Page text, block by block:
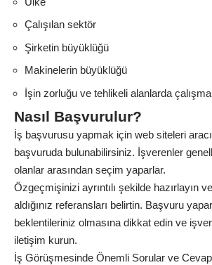
Çalışılan sektör
Şirketin büyüklüğü
Makinelerin büyüklüğü
İşin zorluğu ve tehlikeli alanlarda
Nasıl Başvurulur?
İş başvurusu yapmak için web siteleri
başvuruda bulunabilirsiniz. İşverenler
olanlar arasından seçim yaparlar.
Özgeçmişinizi ayrıntılı şekilde hazırlayın
aldığınız referansları belirtin. Başvuru
beklentileriniz olmasına dikkat edin ve
iletişim kurun.
İş Görüşmesinde Önemli Sorular ve